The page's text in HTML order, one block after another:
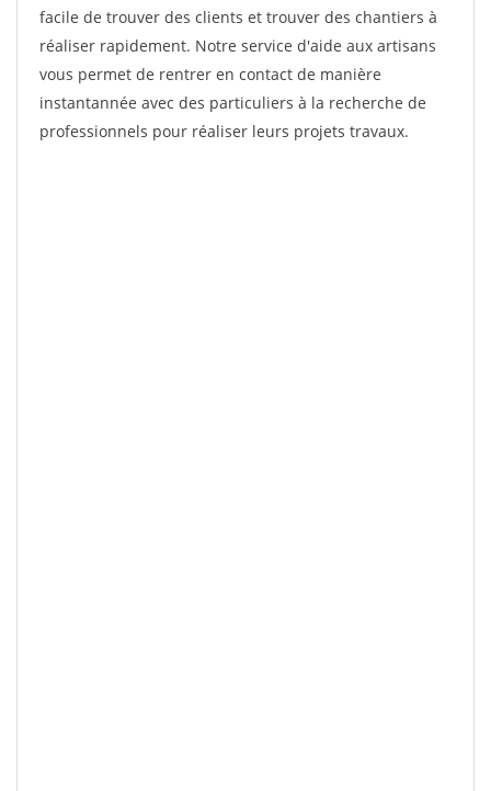
facile de trouver des clients et trouver des chantiers à
réaliser rapidement. Notre service d'aide aux artisans
vous permet de rentrer en contact de manière
instantannée avec des particuliers à la recherche de
professionnels pour réaliser leurs projets travaux.